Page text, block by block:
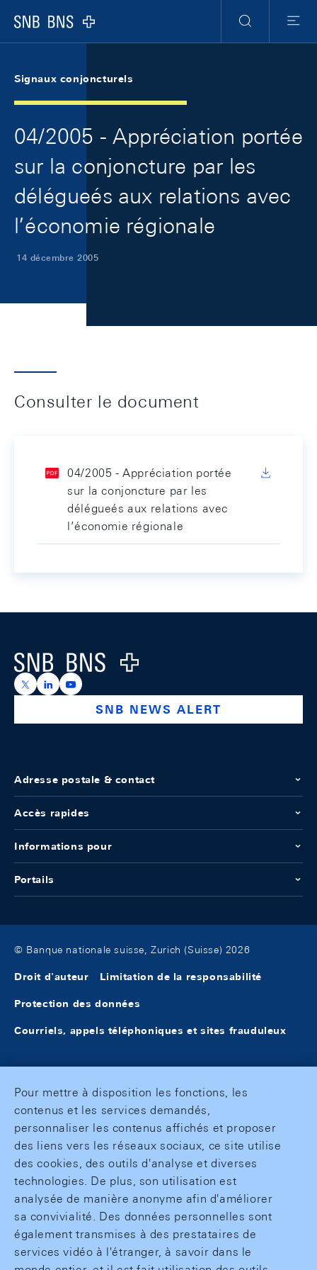
Logo
RechercheMenu
Signaux conjoncturels
04/2005 - Appréciation portée
sur la conjoncture par les
délégueés aux relations avec
l’économie régionale
14 décembre 2005
Consulter le document
04/2005 - Appréciation portée
sur la conjoncture par les
délégueés aux relations avec
l’économie régionale
Logo
https://x.com/snb_bns
https://ch.linkedin.com/company/swiss-national-
https://www.youtube.com/@swissnationalbank
SNB NEWS ALERT
Adresse postale & contact
Accès rapides
Informations pour
Portails
© Banque nationale suisse, Zurich (Suisse) 2026
Droit d'auteur Limitation de la responsabilité
Protection des données
Courriels, appels téléphoniques et sites frauduleux
Pour mettre à disposition les fonctions, les
contenus et les services demandés,
personnaliser les contenus affichés et proposer
des liens vers les réseaux sociaux, ce site utilise
des cookies, des outils d'analyse et diverses
technologies. De plus, son utilisation est
analysée de manière anonyme afin d'améliorer
sa convivialité. Des données personnelles sont
également transmises à des prestataires de
services vidéo à l'étranger, à savoir dans le